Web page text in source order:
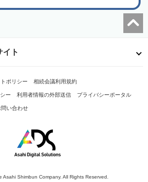
イト
ポリシー 相続会議利用規約
ー 利用者情報の外部送信 プライバシーポータル
問い合わせ
Asahi Shimbun Company. All Rights Reserved.